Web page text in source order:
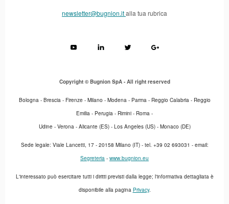
newsletter@bugnion.italla tua rubrica
Copyright © Bugnion SpA - All right reserved
Bologna - Brescia - Firenze - Milano - Modena - Parma - Reggio Calabria - Reggio
Emilia - Perugia - Rimini - Roma -
Udine - Verona - Alicante (ES) - Los Angeles (US) - Monaco (DE)
Sede legale: Viale Lancetti, 17 - 20158 Milano (IT) - tel. +39 02 693031 - email:
Segreteria - www.bugnion.eu
L'interessato può esercitare tutti i diritti previsti dalla legge; l'informativa dettagliata è
disponibile alla pagina Privacy.